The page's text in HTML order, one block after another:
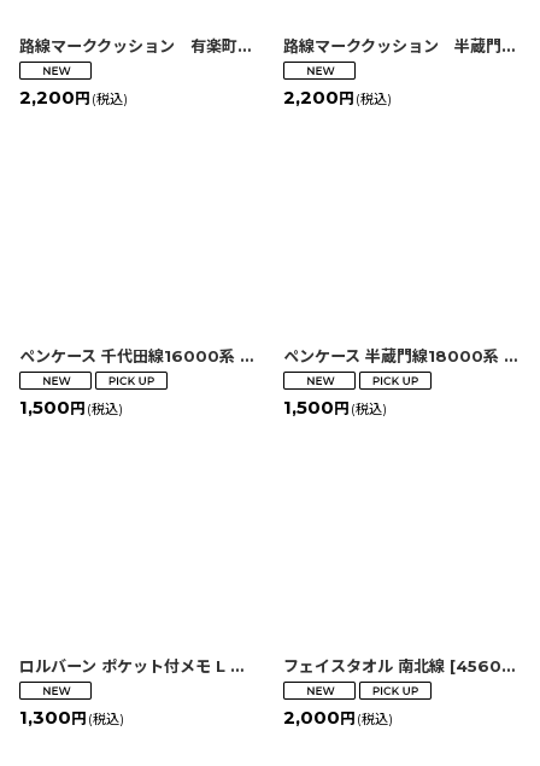
路線マーククッション 有楽町線 2580000065400]
2,200 円 (税込)
路線マーククッション 半蔵門線
2,200 円 (税込)
ペンケース 千代田線16000系 [4560428638323]
1,500 円 (税込)
ペンケース 半蔵門線18000系 [
1,500 円 (税込)
ロルバーン ポケット付メモ L 東京メトロ [4980758318168]
1,300 円 (税込)
フェイスタオル 南北線 [4560428638309
2,000 円 (税込)